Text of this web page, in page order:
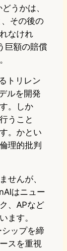
うかは、
その後の
なけれ
巨額の賠償
トリレン
ルを開発
。しか
うこと
。かとい
理的批判
せんが、
はニュー
、APなど
ます。
ップを締
スを重視